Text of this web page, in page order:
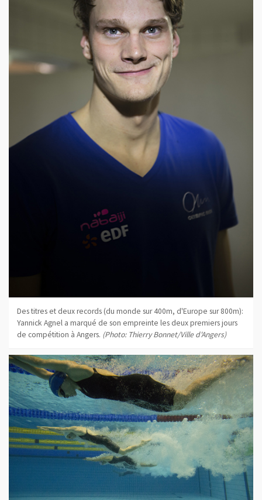
Des titres et deux records (du monde sur 400m, d'Europe sur 800m):
Yannick Agnel a marqué de son empreinte les deux premiers jours
de compétition à Angers. (Photo: Thierry Bonnet/Ville d'Angers)